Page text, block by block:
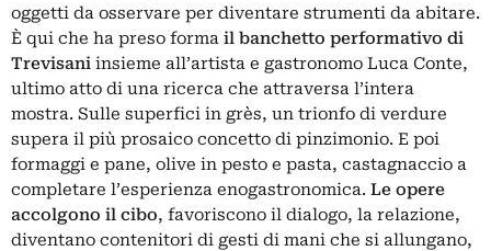
oggetti da osservare per diventare strumenti da abitare.
È qui che ha preso forma il banchetto performativo di
Trevisani insieme all’artista e gastronomo Luca Conte,
ultimo atto di una ricerca che attraversa l’intera
mostra. Sulle superfici in grès, un trionfo di verdure
supera il più prosaico concetto di pinzimonio. E poi
formaggi e pane, olive in pesto e pasta, castagnaccio a
completare l’esperienza enogastronomica. Le opere
accolgono il cibo, favoriscono il dialogo, la relazione,
diventano contenitori di gesti di mani che si allungano,